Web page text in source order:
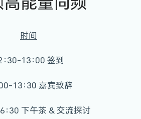
时间
13:00 签到
13:30 嘉宾致辞
下午茶 & 交流探讨